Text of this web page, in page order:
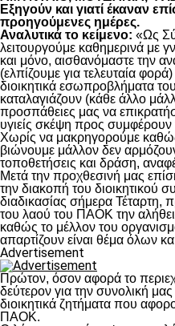
Εξηγούν και γιατί έκαναν
προηγούμενες ημέρες.
Αναλυτικά το κείμενο: «Ως
λειτουργούμε καθημερινά με
και μόνο, αισθανόμαστε την
(ελπίζουμε για τελευταία
διοικητικά εσωπροβλήματα
καταλαγιάζουν (κάθε άλλο
προσπάθειες μας να
υγιείς σκέψη προς
Χωρίς να μακρηγορούμε
βιώνουμε μάλλον δεν
τοποθετήσεις και δράση,
Μετά την προχθεσινή μας
την διακοπή του διοικητικού
διαδικασίας σήμερα
του λαού του ΠΑΟΚ την
καθώς το μέλλον του
απαρτίζουν είναι θέμα όλων
Advertisement
Πρώτον, όσον αφορά το
δεύτερον για την συνολική
διοικητικά ζητήματα που
ΠΑΟΚ.